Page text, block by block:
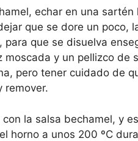
echar en una
que se dore un poco,
para que se disuelva
moscada y un pellizco de
pero tener cuidado de
remover.
la salsa bechamel, y
horno a unos 200 ºC